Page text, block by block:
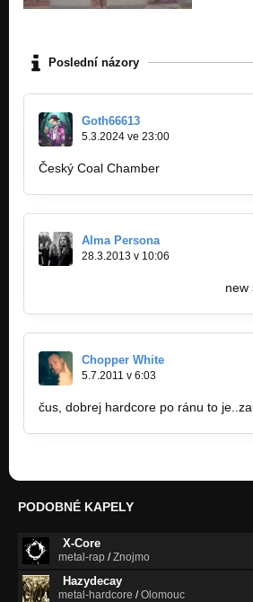
Poslední názory
Goth66613
5.3.2024 ve 23:00
Český Coal Chamber
Alma Persona
28.3.2013 v 10:06
new
Chopper White
5.7.2011 v 6:03
čus, dobrej hardcore po ránu to
PODOBNÉ KAPELY
X-Core
metal-rap /Znojmo
Hazydecay
metal-hardcore /Olomouc